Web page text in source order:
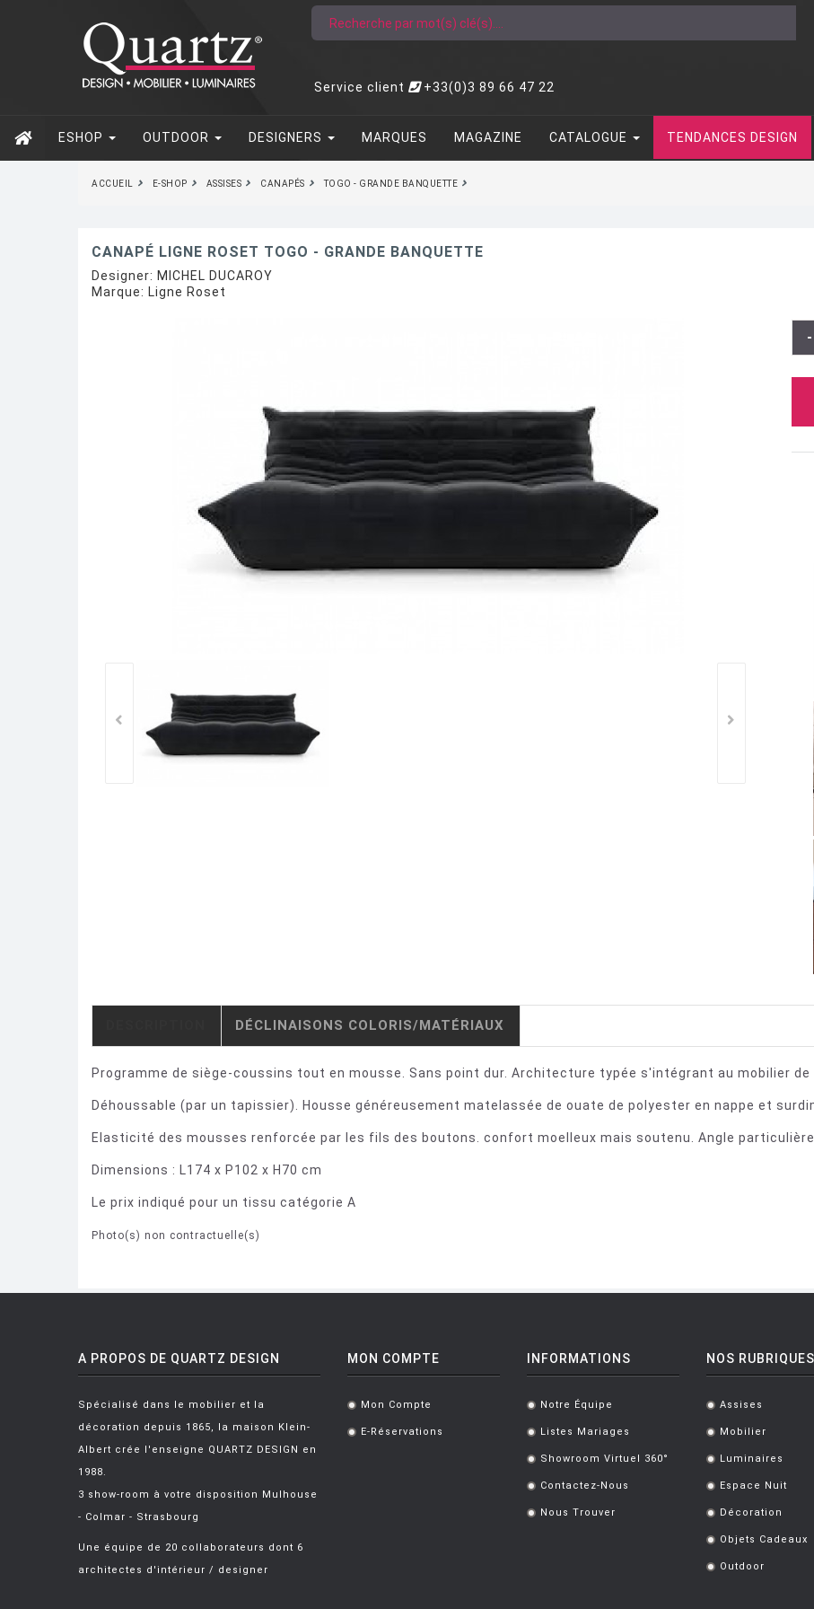
Service client +33(0)3 89 66 47 22
ESHOP OUTDOOR DESIGNERS MARQUES MAGAZINE CATALOGUE TENDANCES DESIGN
ACCUEIL E-SHOP ASSISES CANAPÉS TOGO - GRANDE BANQUETTE
CANAPÉ LIGNE ROSET TOGO - GRANDE BANQUETTE
Designer: MICHEL DUCAROY
Marque: Ligne Roset
DÉCLINAISONS COLORIS/MATÉRIAUX
Programme de siège-coussins tout en mousse. Sans point dur. Architecture typée s'intégrant au mobilier
Déhoussable (par un tapissier). Housse généreusement matelassée de ouate de polyester en nappe et
Elasticité des mousses renforcée par les fils des boutons. confort moelleux mais soutenu. Angle
Dimensions : L174 x P102 x H70 cm
Le prix indiqué pour un tissu catégorie A
Photo(s) non contractuelle(s)
A PROPOS DE QUARTZ DESIGN
Spécialisé dans le mobilier et la
décoration depuis 1865, la maison Klein-
Albert crée l'enseigne QUARTZ DESIGN en
1988.
3 show-room à votre disposition Mulhouse
- Colmar - Strasbourg
Une équipe de 20 collaborateurs dont 6
architectes d'intérieur / designer
MON COMPTE
. Mon Compte
. E-Réservations
INFORMATIONS
. Notre Équipe
. Listes Mariages
. Showroom Virtuel 360°
. Contactez-Nous
. Nous Trouver
NOS RUBRIQUES
. Assises
. Mobilier
. Luminaires
. Espace Nuit
. Décoration
. Objets Cadeaux
. Outdoor